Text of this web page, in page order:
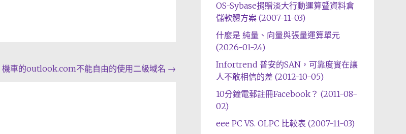
機車的outlook.com不能自由的使用二級域名 →
OS-Sybase捐贈淡大行動運算暨資料倉
儲軟體方案 (2007-11-03)
什麼是 純量、向量與張量運算單元
(2026-01-24)
Infortrend 普安的SAN，可靠度實在讓
人不敢相信的差 (2012-10-05)
10分鐘電郵註冊Facebook？ (2011-08-
02)
eee PC VS. OLPC 比較表 (2007-11-03)